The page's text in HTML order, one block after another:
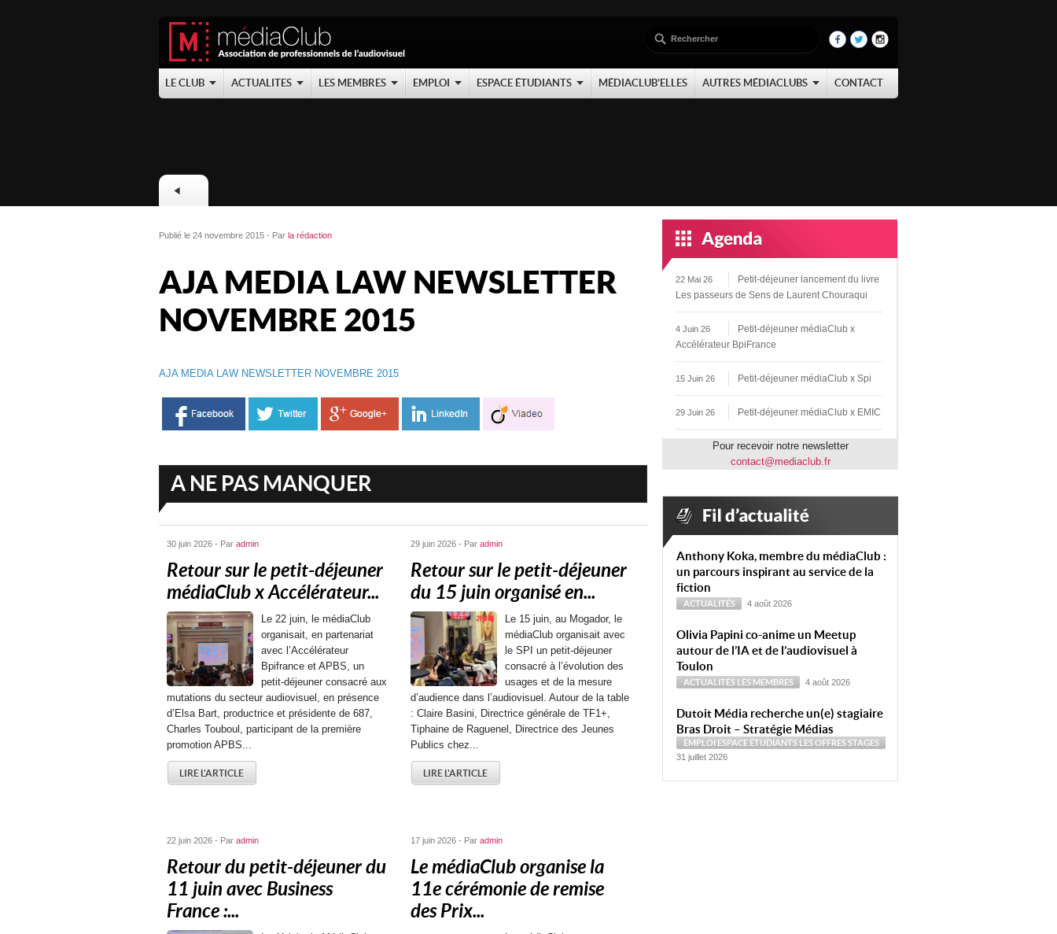
LE CLUB ACTUALITES LES MEMBRES EMPLOI ESPACE ÉTUDIANTS MÉDIACLUB’ELLES AUTRES MÉDIACLUBS CONTACT
Publié le 24 novembre 2015 - Par la rédaction
AJA MEDIA LAW NEWSLETTER
NOVEMBRE 2015
AJA MEDIA LAW NEWSLETTER NOVEMBRE 2015
A NE PAS MANQUER
30 juin 2026 - Par admin
Retour sur le petit-déjeuner
médiaClub x Accélérateur...
Le 22 juin, le médiaClub
organisait, en partenariat
avec l’Accélérateur
Bpifrance et APBS, un
petit-déjeuner consacré aux
mutations du secteur audiovisuel, en présence
d’Elsa Bart, productrice et présidente de 687,
Charles Touboul, participant de la première
promotion APBS...
LIRE L'ARTICLE
29 juin 2026 - Par admin
Retour sur le petit-déjeuner
du 15 juin organisé en...
Le 15 juin, au Mogador, le
médiaClub organisait avec
le SPI un petit-déjeuner
consacré à l’évolution des
usages et de la mesure
d’audience dans l’audiovisuel. Autour de la table
: Claire Basini, Directrice générale de TF1+,
Tiphaine de Raguenel, Directrice des Jeunes
Publics chez...
LIRE L'ARTICLE
22 juin 2026 - Par admin
Retour du petit-déjeuner du
11 juin avec Business
France :...
17 juin 2026 - Par admin
Le médiaClub organise la
11e cérémonie de remise
des Prix...
22 Mai 26
Petit-déjeuner lancement du livre
Les passeurs de Sens de Laurent Chouraqui
4 Juin 26
Petit-déjeuner médiaClub x
Accélérateur BpiFrance
15 Juin 26 Petit-déjeuner médiaClub x Spi
29 Juin 26 Petit-déjeuner médiaClub x EMIC
Pour recevoir notre newsletter
contact@mediaclub.fr
Anthony Koka, membre du médiaClub :
un parcours inspirant au service de la
fiction
ACTUALITÉS 4 août 2026
Olivia Papini co-anime un Meetup
autour de l’IA et de l’audiovisuel à
Toulon
ACTUALITÉS LES MEMBRES 4 août 2026
Dutoit Média recherche un(e) stagiaire
Bras Droit – Stratégie Médias
EMPLOI ESPACE ÉTUDIANTS LES OFFRESSTAGES
31 juillet 2026